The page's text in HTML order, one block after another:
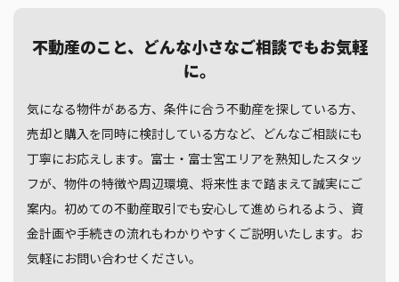
不動産のこと、どんな小さなご相談でもお気軽
に。
気になる物件がある方、条件に合う不動産を探している方、
売却と購入を同時に検討している方など、どんなご相談にも
丁寧にお応えします。富士・富士宮エリアを熟知したスタッ
フが、物件の特徴や周辺環境、将来性まで踏まえて誠実にご
案内。初めての不動産取引でも安心して進められるよう、資
金計画や手続きの流れもわかりやすくご説明いたします。お
気軽にお問い合わせください。